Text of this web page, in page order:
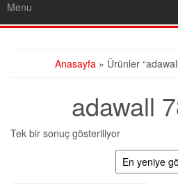
Menu
Anasayfa » Ürünler
adawall
Tek bir sonuç gösteriliyor